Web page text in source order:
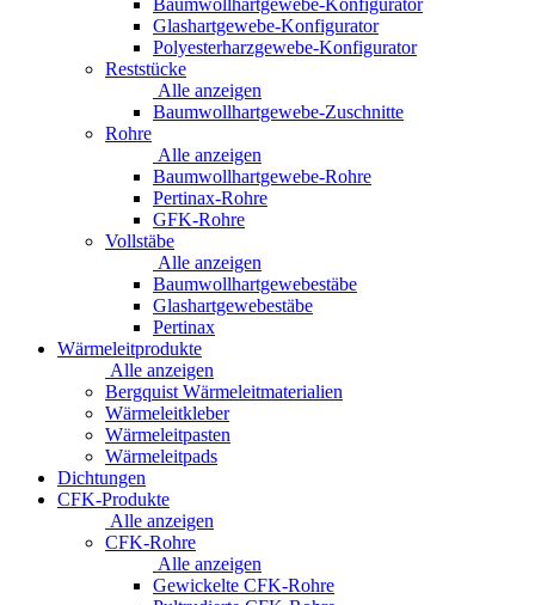
Glashartgewebe-Konfigurator
Polyesterharzgewebe-Konfigurator
Reststücke
Alle anzeigen
Baumwollhartgewebe-Zuschnitte
Rohre
Alle anzeigen
Baumwollhartgewebe-Rohre
Pertinax-Rohre
GFK-Rohre
Vollstäbe
Alle anzeigen
Baumwollhartgewebestäbe
Glashartgewebestäbe
Pertinax
Wärmeleitprodukte
Alle anzeigen
Bergquist Wärmeleitmaterialien
Wärmeleitkleber
Wärmeleitpasten
Wärmeleitpads
Dichtungen
CFK-Produkte
Alle anzeigen
CFK-Rohre
Alle anzeigen
Gewickelte CFK-Rohre